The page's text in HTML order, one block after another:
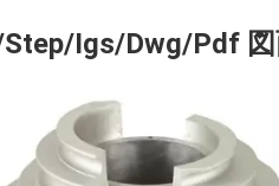
Igs/Dwg/Pdf